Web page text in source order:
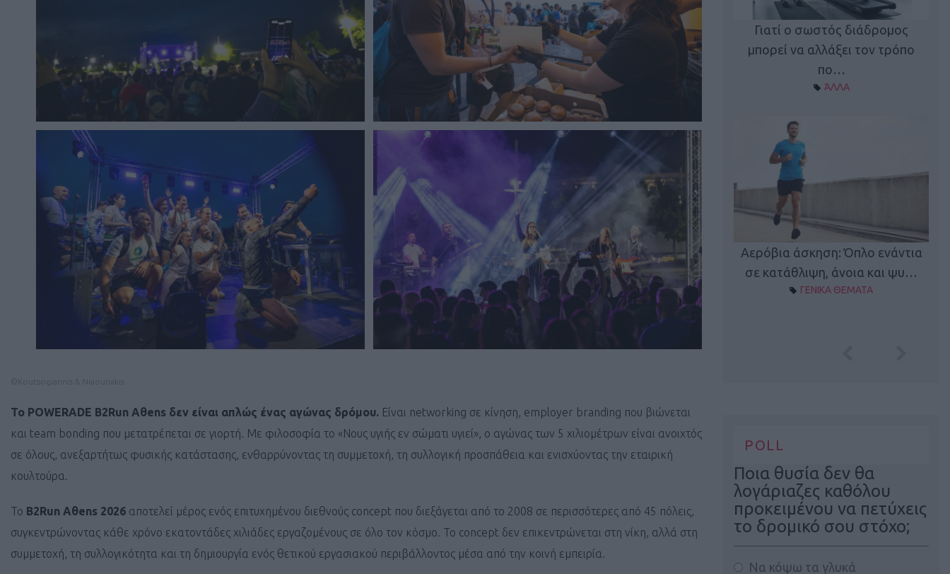
Το POWERADE B2Run Aθens δεν είναι απλώς ένας αγώνας δρόμου. Είναι networking σε κίνηση, employer branding που βιώνεται
και team bonding που μετατρέπεται σε γιορτή. Με φιλοσοφία το «Νους υγιής εν σώματι υγιεί», ο αγώνας των 5 χιλιομέτρων είναι ανοιχτός
σε όλους, ανεξαρτήτως φυσικής κατάστασης, ενθαρρύνοντας τη συμμετοχή, τη συλλογική προσπάθεια και ενισχύοντας την εταιρική
κουλτούρα.
Το B2Run Aθens 2026 αποτελεί μέρος ενός επιτυχημένου διεθνούς concept που διεξάγεται από το 2008 σε περισσότερες από 45 πόλεις,
συγκεντρώνοντας κάθε χρόνο εκατοντάδες χιλιάδες εργαζομένους σε όλο τον κόσμο. Το concept δεν επικεντρώνεται στη νίκη, αλλά στη
συμμετοχή, τη συλλογικότητα και τη δημιουργία ενός θετικού εργασιακού περιβάλλοντος μέσα από την κοινή εμπειρία.
Καφές και καφεΐνη
New Year Resolutions: Η άσκηση
στην κορυφή για το 2026!
ΓΕΝΙΚΑ ΘΕΜΑΤΑ
Γιατί ο σωστός διάδρομος
μπορεί να αλλάξει τον τρόπο
πο…
ΆΛΛΑ
Αερόβια άσκηση: Όπλο ενάντια
σε κατάθλιψη, άνοια και ψυ…
ΓΕΝΙΚΑ ΘΕΜΑΤΑ
POLL
Ποια θυσία δεν θα
λογάριαζες καθόλου
προκειμένου να πετύχεις
το δρομικό σου στόχο;
Να κόψω τα γλυκά